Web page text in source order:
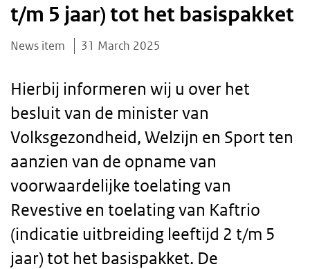
t/m 5 jaar) tot het basispakket
News item 31 March 2025
Hierbij informeren wij u over het
besluit van de minister van
Volksgezondheid, Welzijn en Sport ten
aanzien van de opname van
voorwaardelijke toelating van
Revestive en toelating van Kaftrio
(indicatie uitbreiding leeftijd 2 t/m 5
jaar) tot het basispakket. De